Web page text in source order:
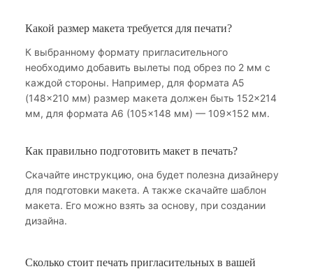
Какой размер макета требуется для печати?
К выбранному формату пригласительного
необходимо добавить вылеты под обрез по 2 мм с
каждой стороны. Например, для формата А5
(148×210 мм) размер макета должен быть 152×214
мм, для формата А6 (105×148 мм) — 109×152 мм.
Как правильно подготовить макет в печать?
Скачайте инструкцию, она будет полезна дизайнеру
для подготовки макета. А также скачайте шаблон
макета. Его можно взять за основу, при создании
дизайна.
Сколько стоит печать пригласительных в вашей